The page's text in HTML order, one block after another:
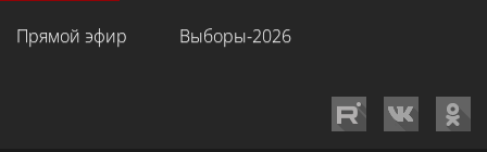
Прямой эфир Выборы-2026